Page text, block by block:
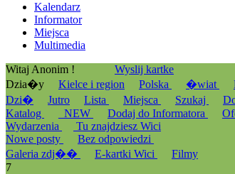
Kalendarz
Informator
Miejsca
Multimedia
Witaj Anonim !
Wyslij kartke
Dzia�y
Kielce i region Polska �wiat
Dzi�
Jutro Lista Miejsca Szukaj
Katalog
_NEW Dodaj do Informatora
Wydarzenia
Tu znajdziesz Wici
Nowe posty
Bez odpowiedzi
Galeria zdj��
E-kartki Wici
Filmy
7